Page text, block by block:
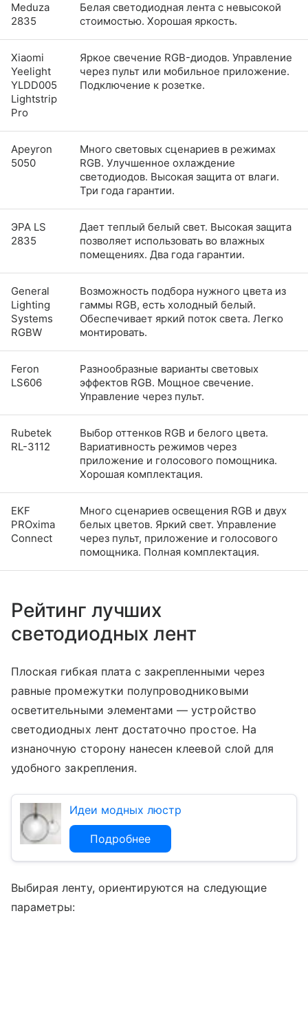
Meduza
2835
Белая светодиодная лента с невысокой
стоимостью. Хорошая яркость.
Xiaomi
Yeelight
YLDD005
Lightstrip
Pro
Яркое свечение RGB-диодов. Управление
через пульт или мобильное приложение.
Подключение к розетке.
Apeyron
5050
Много световых сценариев в режимах
RGB. Улучшенное охлаждение
светодиодов. Высокая защита от влаги.
Три года гарантии.
ЭРА LS
2835
Дает теплый белый свет. Высокая защита
позволяет использовать во влажных
помещениях. Два года гарантии.
General
Lighting
Systems
RGBW
Возможность подбора нужного цвета из
гаммы RGB, есть холодный белый.
Обеспечивает яркий поток света. Легко
монтировать.
Feron
LS606
Разнообразные варианты световых
эффектов RGB. Мощное свечение.
Управление через пульт.
Rubetek
RL-3112
Выбор оттенков RGB и белого цвета.
Вариативность режимов через
приложение и голосового помощника.
Хорошая комплектация.
EKF
PROxima
Connect
Много сценариев освещения RGB и двух
белых цветов. Яркий свет. Управление
через пульт, приложение и голосового
помощника. Полная комплектация.
Рейтинг лучших
светодиодных лент
Плоская гибкая плата с закрепленными через
равные промежутки полупроводниковыми
осветительными элементами — устройство
светодиодных лент достаточно простое. На
изнаночную сторону нанесен клеевой слой для
удобного закрепления.
Идеи модных люстр
Подробнее
Выбирая ленту, ориентируются на следующие
параметры: